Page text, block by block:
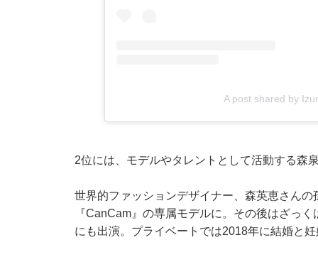
A post shared by
2位には、モデルやタレントとして活動する森
世界的ファッションデザイナー、森英恵さん
『CanCam』の専属モデルに。その後はざっ
にも出演。プライベートでは2018年に結婚と